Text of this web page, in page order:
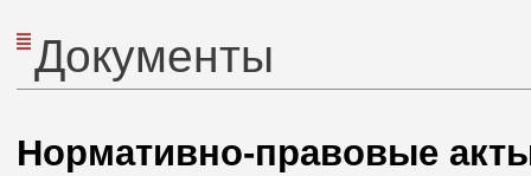
Документы
Нормативно-правовые